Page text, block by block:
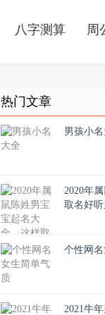
八字测算 周
热门文章
男孩小
2020年
取名好
个性网
2021牛